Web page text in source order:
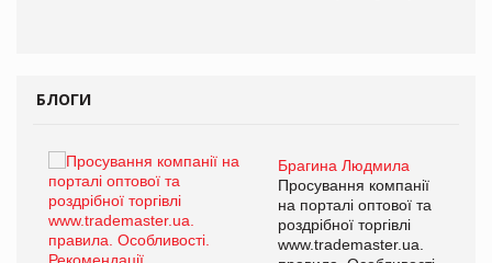
БЛОГИ
Брагина Людмила
Просування компанії
на порталі оптової та
роздрібної торгівлі
www.trademaster.ua.